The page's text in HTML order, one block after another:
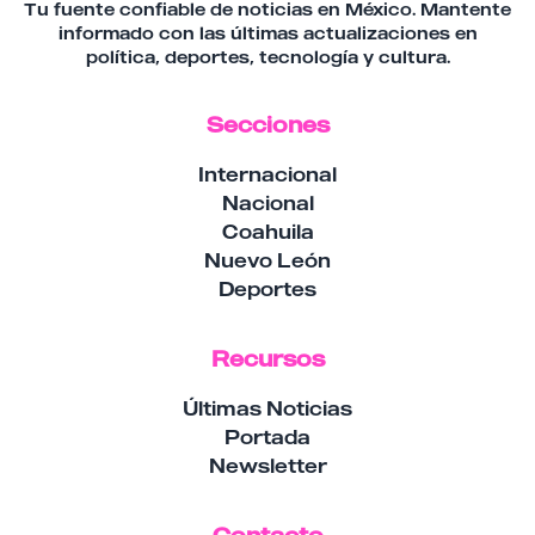
Tu fuente confiable de noticias en México. Mantente
informado con las últimas actualizaciones en
política, deportes, tecnología y cultura.
Secciones
Internacional
Nacional
Coahuila
Nuevo León
Deportes
Recursos
Últimas Noticias
Portada
Newsletter